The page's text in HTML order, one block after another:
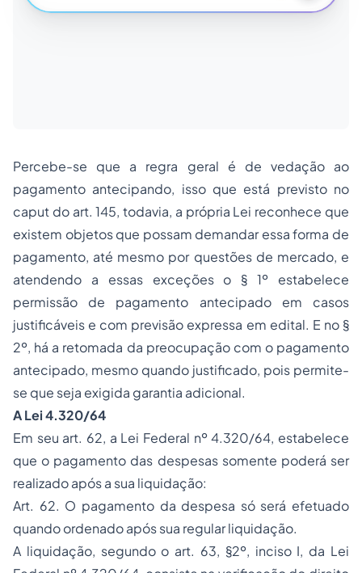
Percebe-se que a regra geral é de vedação ao
pagamento antecipando, isso que está previsto no
caput do art. 145, todavia, a própria Lei reconhece que
existem objetos que possam demandar essa forma de
pagamento, até mesmo por questões de mercado, e
atendendo a essas exceções o § 1º estabelece
permissão de pagamento antecipado em casos
justificáveis e com previsão expressa em edital. E no §
2º, há a retomada da preocupação com o pagamento
antecipado, mesmo quando justificado, pois permite-
se que seja exigida garantia adicional.
A Lei 4.320/64
Em seu art. 62, a Lei Federal nº 4.320/64, estabelece
que o pagamento das despesas somente poderá ser
realizado após a sua liquidação:
Art. 62. O pagamento da despesa só será efetuado
quando ordenado após sua regular liquidação.
A liquidação, segundo o art. 63, §2º, inciso I, da Lei